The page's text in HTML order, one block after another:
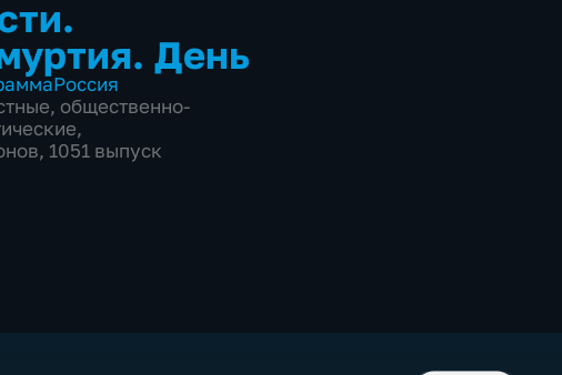
День
Россия
, общественно-
,
1051 выпуск